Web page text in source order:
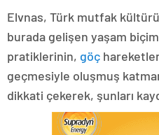
Elvnas, Türk mutfak
burada gelişen yaşam
pratiklerinin, göç
geçmesiyle oluşmuş
dikkati çekerek, şunları